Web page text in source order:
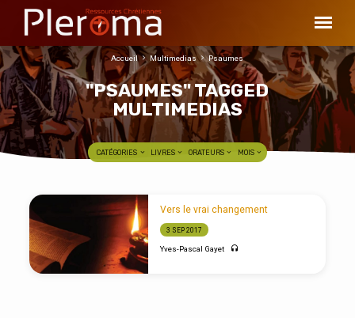
"PSAUMES" TAGGED
MULTIMEDIAS
Accueil Multimedias Psaumes
CATÉGORIES LIVRES ORATEURS MOIS
"PSAUMES"
TAGGED
MULTIMEDIAS
Vers le vrai changement
3 SEP 2017
Yves-Pascal Gayet